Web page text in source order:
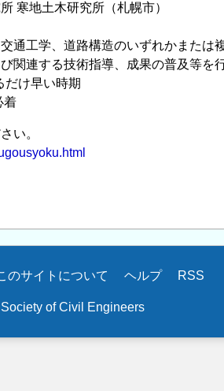
寒地土木研究所（札幌市）
通工学、道路構造のいずれかまたは
する技術指導、成果の普及等を
だけ早い時期
着
い。
のサイトについて ヘルプ RSS
of Civil Engineers